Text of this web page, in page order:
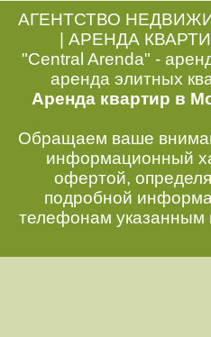
АГЕНТСТВО
|АРЕНДА
"Central Arenda" -
аренда элитных
Аренда квартир в
Обращаем ваше
информационный
офертой,
подробной
телефонам указанным